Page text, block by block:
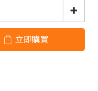
立即購買